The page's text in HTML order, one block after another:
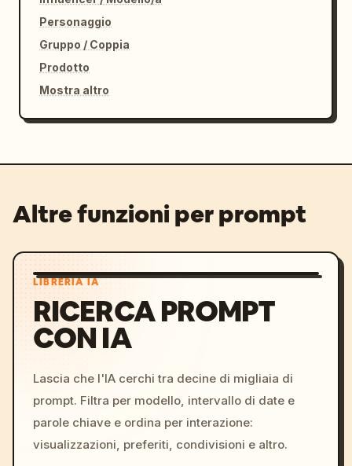
Personaggio
Gruppo / Coppia
Prodotto
Mostra altro
Altre funzioni per prompt
LIBRERIA IA
RICERCA PROMPT
CON IA
Lascia che l'IA cerchi tra decine di migliaia di
prompt. Filtra per modello, intervallo di date e
parole chiave e ordina per interazione:
visualizzazioni, preferiti, condivisioni e altro.